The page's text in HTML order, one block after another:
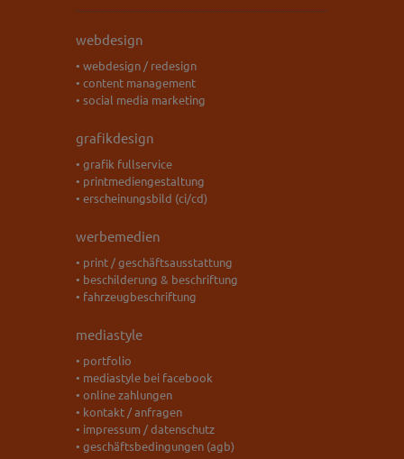
webdesign
• webdesign / redesign
• content management
• social media marketing
grafikdesign
• grafik fullservice
• printmediengestaltung
• erscheinungsbild (ci/cd)
werbemedien
• print / geschäftsausstattung
• beschilderung & beschriftung
• fahrzeugbeschriftung
mediastyle
• portfolio
• mediastyle bei facebook
• online zahlungen
• kontakt / anfragen
• impressum / datenschutz
• geschäftsbedingungen (agb)